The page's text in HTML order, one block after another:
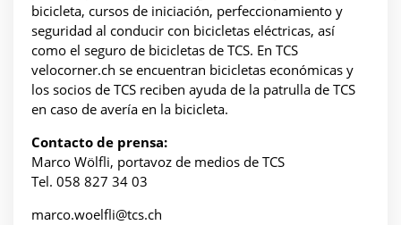
bicicleta, cursos de iniciación, perfeccionamiento y
seguridad al conducir con bicicletas eléctricas, así
como el seguro de bicicletas de TCS. En TCS
velocorner.ch se encuentran bicicletas económicas y
los socios de TCS reciben ayuda de la patrulla de TCS
en caso de avería en la bicicleta.
Contacto de prensa:
Marco Wölfli, portavoz de medios de TCS
Tel. 058 827 34 03
marco.woelfli@tcs.ch